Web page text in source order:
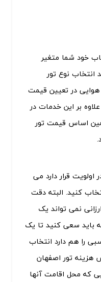
خود شما متغیر
نوع تور
در تعیین قیمت
بر این خدمات در
اساس قیمت تور
قرار دارد می
کنید. البته دقت
نمی تواند یک
سعی کنید تا یک
را هم دارد انتخاب
تور اصفهان
که محل اقامت آنها